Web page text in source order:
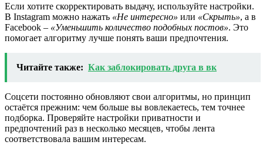
Если хотите скорректировать выдачу, используйте настройки.
В Instagram можно нажать «Не интересно» или «Скрыть», а в
Facebook – «Уменьшить количество подобных постов». Это
помогает алгоритму лучше понять ваши предпочтения.
Читайте также: Как заблокировать друга в вк
Соцсети постоянно обновляют свои алгоритмы, но принцип
остаётся прежним: чем больше вы вовлекаетесь, тем точнее
подборка. Проверяйте настройки приватности и
предпочтений раз в несколько месяцев, чтобы лента
соответствовала вашим интересам.